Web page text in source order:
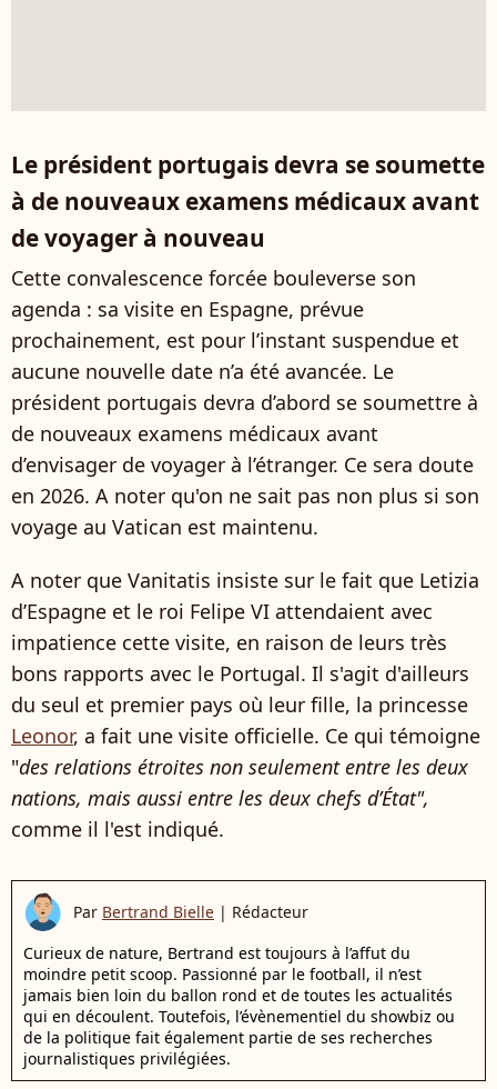
Le président portugais devra se soumette
à de nouveaux examens médicaux avant
de voyager à nouveau
Cette convalescence forcée bouleverse son
agenda : sa visite en Espagne, prévue
prochainement, est pour l’instant suspendue et
aucune nouvelle date n’a été avancée. Le
président portugais devra d’abord se soumettre à
de nouveaux examens médicaux avant
d’envisager de voyager à l’étranger. Ce sera doute
en 2026. A noter qu'on ne sait pas non plus si son
voyage au Vatican est maintenu.
A noter que Vanitatis insiste sur le fait que Letizia
d’Espagne et le roi Felipe VI attendaient avec
impatience cette visite, en raison de leurs très
bons rapports avec le Portugal. Il s'agit d'ailleurs
du seul et premier pays où leur fille, la princesse
Leonor, a fait une visite officielle. Ce qui témoigne
"des relations étroites non seulement entre les deux
nations, mais aussi entre les deux chefs d’État",
comme il l'est indiqué.
Par Bertrand Bielle | Rédacteur
Curieux de nature, Bertrand est toujours à l’affut du
moindre petit scoop. Passionné par le football, il n’est
jamais bien loin du ballon rond et de toutes les actualités
qui en découlent. Toutefois, l’évènementiel du showbiz ou
de la politique fait également partie de ses recherches
journalistiques privilégiées.